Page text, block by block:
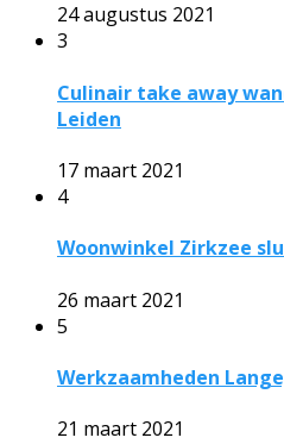
24 augustus 2021
3
Culinair take away
Leiden
17 maart 2021
4
Woonwinkel Zirkzee
26 maart 2021
5
Werkzaamheden
21 maart 2021